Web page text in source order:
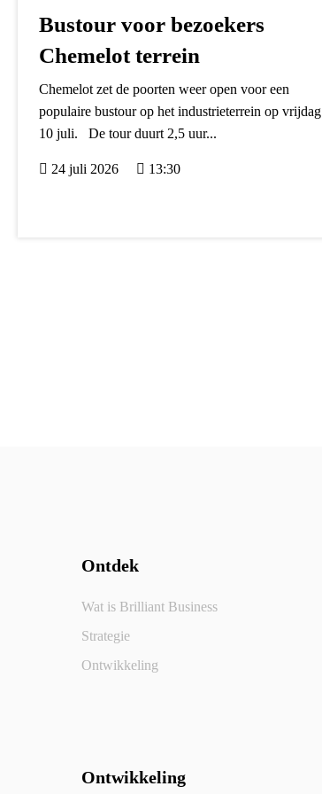
Bustour voor bezoekers
Chemelot terrein
Chemelot zet de poorten weer open voor een
populaire bustour op het industrieterrein op vrijdag
10 juli. De tour duurt 2,5 uur...
24 juli 2026 13:30
Ontdek
Wat is Brilliant Business
Strategie
Ontwikkeling
Ontwikkeling